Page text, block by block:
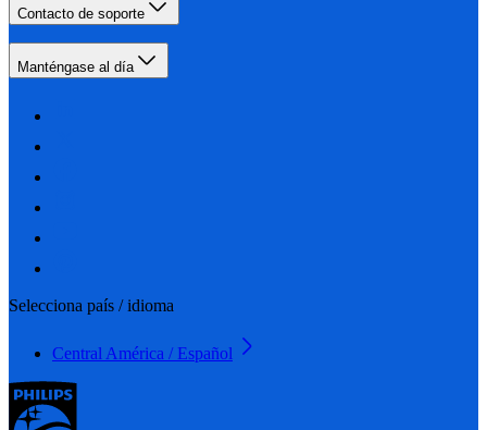
Contacto de soporte
Manténgase al día
Selecciona país / idioma
Central América / Español